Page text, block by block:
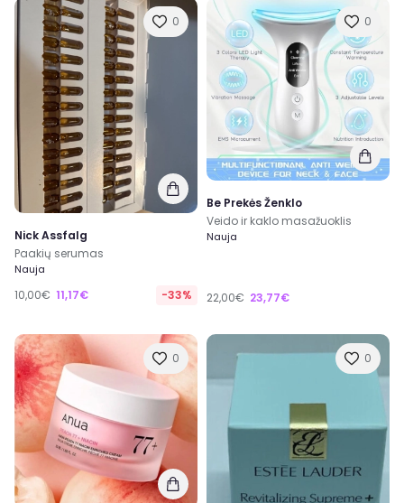
0
Nick Assfalg
Paakių serumas
Nauja
10,00€ 11,17€ -33%
0
Be Prekės Ženklo
Veido ir kaklo masažuoklis
Nauja
22,00€ 23,77€
0 0